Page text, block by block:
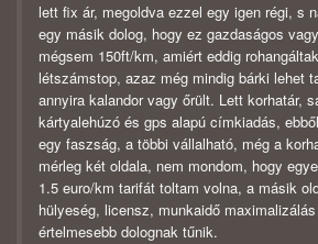
lett fix ár, megoldva ezzel egy igen régi, s
egy másik dolog, hogy ez gazdaságos
mégsem 150ft/km, amiért eddig
létszámstop, azaz még mindig bárki lehet
annyira kalandor vagy őrült. Lett korhatár,
kártyalehúzó és gps alapú címkiadás,
egy faszság, a többi vállalható, még a
mérleg két oldala, nem mondom, hogy
1.5 euro/km tarifát toltam volna, a másik
hülyeség, licensz, munkaidő
értelmesebb dolognak tűnik.